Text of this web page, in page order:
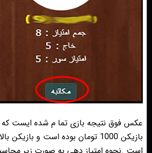
عکس فوق نتیجه بازی تما م شده ایست که
بازیکن 1000 تومان بوده است و